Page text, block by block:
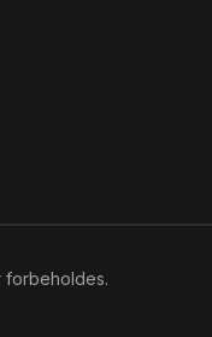
forbeholdes.